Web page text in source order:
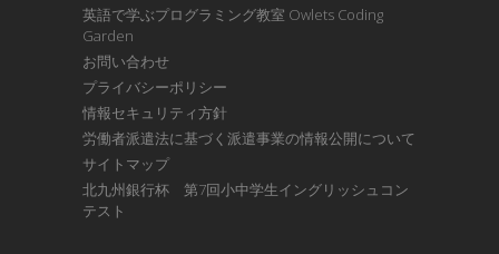
英語で学ぶプログラミング教室 Owlets Coding
Garden
お問い合わせ
プライバシーポリシー
情報セキュリティ方針
労働者派遣法に基づく派遣事業の情報公開について
サイトマップ
北九州銀行杯 第7回小中学生イングリッシュコン
テスト